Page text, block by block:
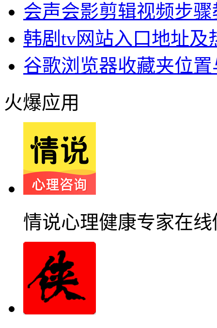
会声会影剪辑视频步骤
韩剧tv网站入口地址及
谷歌浏览器收藏夹位
火爆应用
情说心理健康专家在线